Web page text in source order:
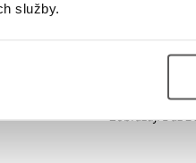
služby.
Zobrazuji 1 až